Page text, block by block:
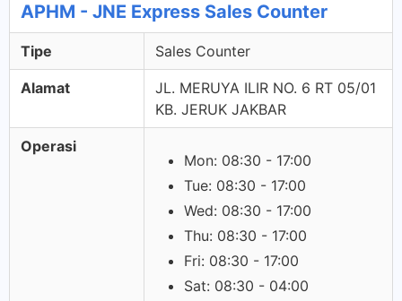
APHM - JNE Express Sales Counter
Tipe Sales Counter
Alamat
JL. MERUYA ILIR NO. 6 RT 05/01
KB. JERUK JAKBAR
Operasi
Mon: 08:30 - 17:00
Tue: 08:30 - 17:00
Wed: 08:30 - 17:00
Thu: 08:30 - 17:00
Fri: 08:30 - 17:00
Sat: 08:30 - 04:00